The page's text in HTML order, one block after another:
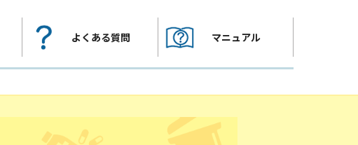
よくある質問 マニュアル